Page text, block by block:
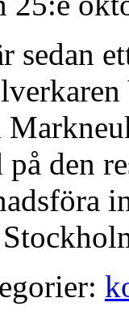
sedan
den